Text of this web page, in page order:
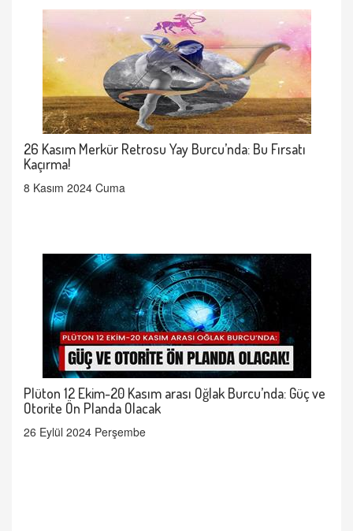
26 Kasım Merkür Retrosu Yay Burcu’nda: Bu Fırsatı
Kaçırma!
8 Kasım 2024 Cuma
Plüton 12 Ekim-20 Kasım arası Oğlak Burcu’nda: Güç ve
Otorite Ön Planda Olacak
26 Eylül 2024 Perşembe